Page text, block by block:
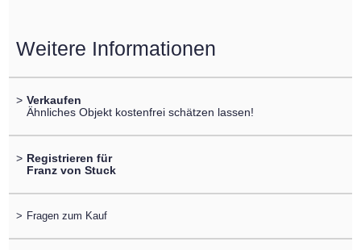
Weitere Informationen
> Verkaufen
Ähnliches Objekt kostenfrei schätzen lassen!
> Registrieren für
Franz von Stuck
> Fragen zum Kauf